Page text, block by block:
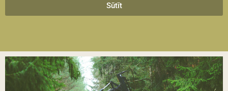
Sūtīt